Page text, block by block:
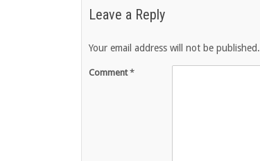
Leave a Reply
Your email address will not be published.
Comment*